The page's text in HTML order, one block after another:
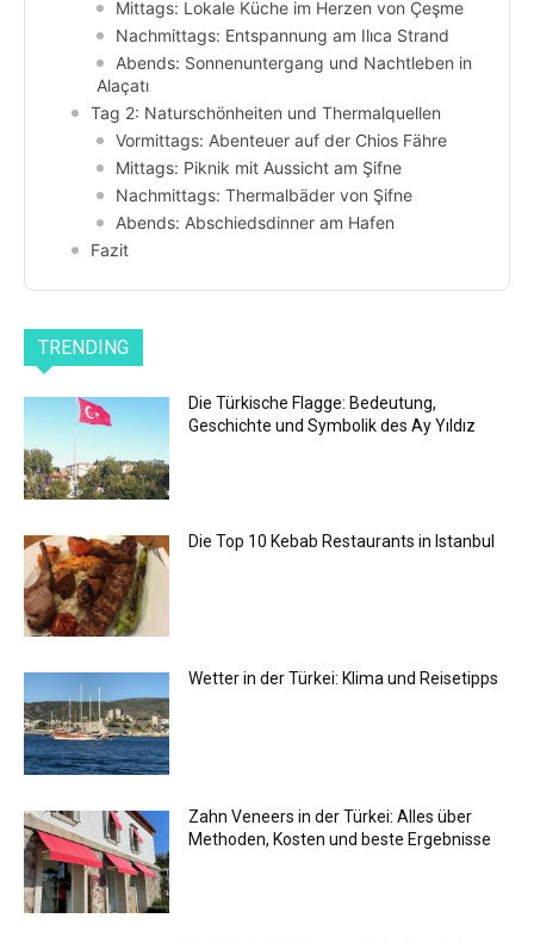
Mittags: Lokale Küche im Herzen von Çeşme
Nachmittags: Entspannung am Ilıca Strand
Abends: Sonnenuntergang und Nachtleben in
Alaçatı
Tag 2: Naturschönheiten und Thermalquellen
Vormittags: Abenteuer auf der Chios Fähre
Mittags: Piknik mit Aussicht am Şifne
Nachmittags: Thermalbäder von Şifne
Abends: Abschiedsdinner am Hafen
Fazit
TRENDING
Die Türkische Flagge: Bedeutung,
Geschichte und Symbolik des Ay Yıldız
Die Top 10 Kebab Restaurants in Istanbul
Wetter in der Türkei: Klima und Reisetipps
Zahn Veneers in der Türkei: Alles über
Methoden, Kosten und beste Ergebnisse